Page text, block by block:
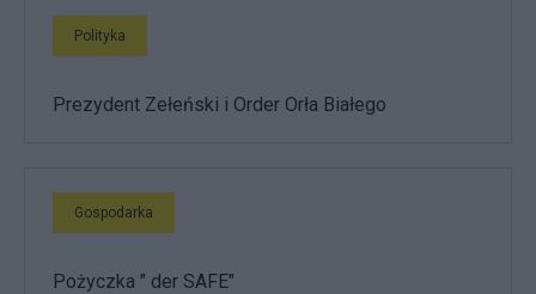
Polityka
Prezydent Zełeński i Order Orła Białego
Gospodarka
Pożyczka " der SAFE"